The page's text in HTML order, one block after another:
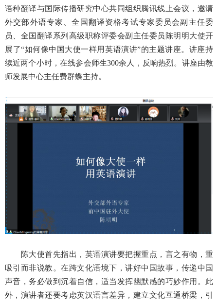
语种翻译与国际传播研究中心共同组织腾讯线上会议，邀请
外交部外语专家、全国翻译资格考试专家委员会副主任委
员、全国翻译系列高级职称评委会副主任委员 陈明明大使开
展了“如何像中国大使一样用英语演讲”的主题讲座。讲座持
续近两个小时，在线参会师生300余人，反响热烈。讲座由教
师发展中心主任费群蝶主持。
陈大使首先指出，英语演讲要把握重点，言之有物，重
吸引而非说教。在跨文化语境下，讲好中国故事，传递中国
声音，务必做到沉着自信，适当发挥幽默感的巧妙作用。此
外，演讲者还要考虑英汉语言差异，建立文化互通桥梁，引